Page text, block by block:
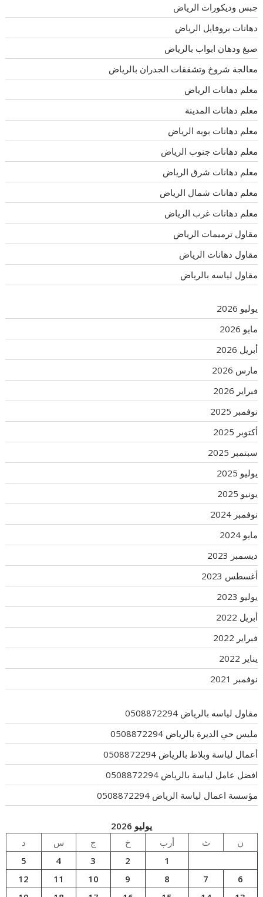
جبس وديكورات الرياض
دهانات بروفايل الرياض
صبغ ودهان ابواب بالرياض
معالجة شروخ وتشققات الجدران بالرياض
معلم دهانات الرياض
معلم دهانات المدينة
معلم دهانات بويه الرياض
معلم دهانات جنوب الرياض
معلم دهانات شرق الرياض
معلم دهانات شمال الرياض
معلم دهانات غرب الرياض
مقاول ترميمات الرياض
مقاول دهانات الرياض
مقاول لياسه بالرياض
يوليو 2026
مايو 2026
أبريل 2026
مارس 2026
فبراير 2026
نوفمبر 2025
أكتوبر 2025
سبتمبر 2025
يوليو 2025
يونيو 2025
نوفمبر 2024
مايو 2024
ديسمبر 2023
أغسطس 2023
يوليو 2023
أبريل 2022
فبراير 2022
يناير 2022
نوفمبر 2021
مقاول لياسه بالرياض 0508872294
مليس حي الديرة بالرياض 0508872294
أعمال لياسة وبلاط بالرياض 0508872294
افضل عامل لياسة بالرياض 0508872294
مؤسسة اعمال لياسة الرياض 0508872294
يوليو 2026
ن
ث أرب خ ج س
د
1
2
3
4
5
6
7
8
9
10
11
12